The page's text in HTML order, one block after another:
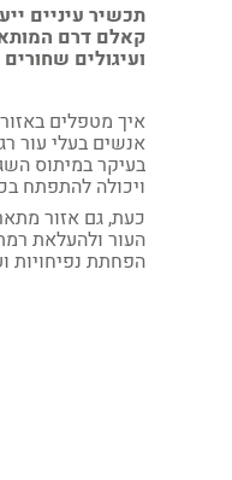
תכשיר עיניים
קאלם דרם
ועיגולים שחורים
איך מטפלים
אנשים בעלי עור
בעיקר במיתוס
ויכולה להתפתח
כעת, גם אזור
העור ולהעלאת
הפחתת נפיחויות